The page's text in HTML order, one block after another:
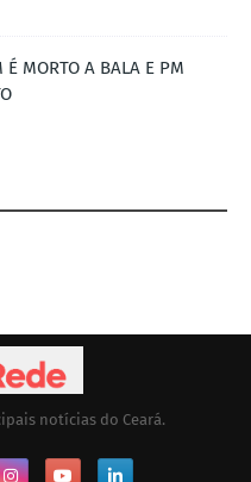
É MORTO A BALA E PM
notícias do Ceará.